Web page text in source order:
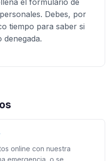
el formulario de
Debes, por
tiempo para saber si
denegada.
online con nuestra